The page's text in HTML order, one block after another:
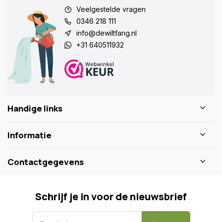
Veelgestelde vragen
0346 218 111
info@dewiltfang.nl
+31 640511932
Handige links
Informatie
Contactgegevens
Schrijf je in voor de nieuwsbrief